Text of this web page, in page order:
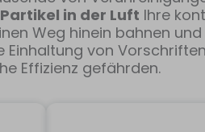
in der Luft Ihre
Weg hinein bahnen
Einhaltung von
Effizienz gefährden.